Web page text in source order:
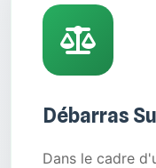
Débarras
Dans le cadre